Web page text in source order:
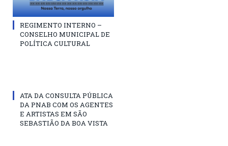
REGIMENTO INTERNO –
CONSELHO MUNICIPAL DE
POLÍTICA CULTURAL
ATA DA CONSULTA PÚBLICA
DA PNAB COM OS AGENTES
E ARTISTAS EM SÃO
SEBASTIÃO DA BOA VISTA